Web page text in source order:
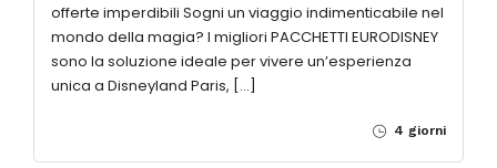
offerte imperdibili Sogni un viaggio indimenticabile nel
mondo della magia? I migliori PACCHETTI EURODISNEY
sono la soluzione ideale per vivere un’esperienza
unica a Disneyland Paris, […]
4 giorni